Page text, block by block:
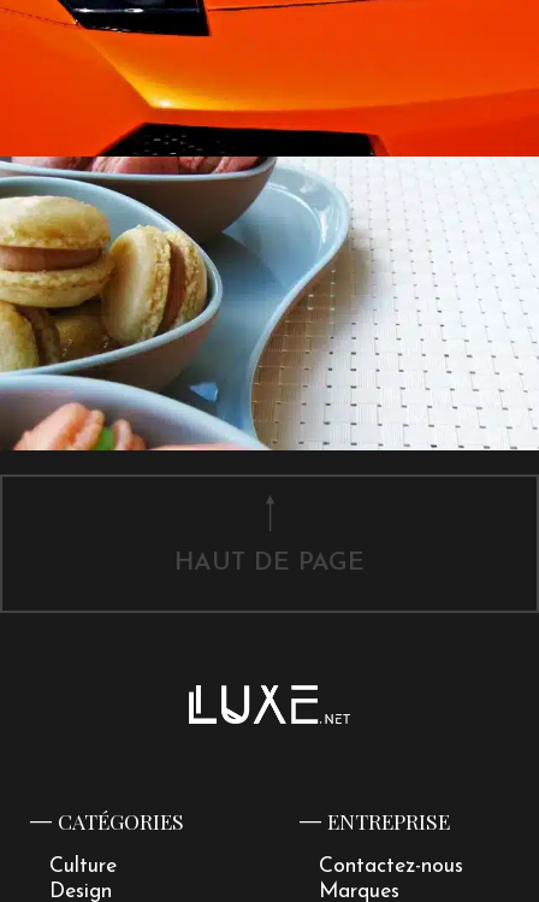
HAUT DE PAGE
CATÉGORIES
Culture
Design
ENTREPRISE
Contactez-nous
Marques